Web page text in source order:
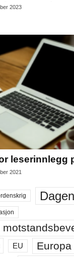
2023
leserinnlegg
2021
EU Europa